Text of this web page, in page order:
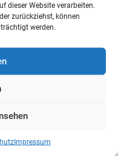
dieser Website verarbeiten.
zurückziehst, können
werden.
Impressum